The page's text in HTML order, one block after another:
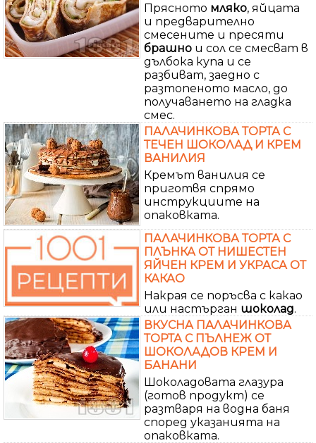
Прясното мляко, яйцата
и предварително
смесените и пресяти
брашно и сол се смесват в
дълбока купа и се
разбиват, заедно с
разтопеното масло, до
получаването на гладка
смес.
ПАЛАЧИНКОВА ТОРТА С
ТЕЧЕН ШОКОЛАД И КРЕМ
ВАНИЛИЯ
Кремът ванилия се
приготвя спрямо
инструкциите на
опаковката.
ПАЛАЧИНКОВА ТОРТА С
ПЛЪНКА ОТ НИШЕСТЕН
ЯЙЧЕН КРЕМ И УКРАСА ОТ
КАКАО
Накрая се поръсва с какао
или настърган шоколад.
ВКУСНА ПАЛАЧИНКОВА
ТОРТА С ПЪЛНЕЖ ОТ
ШОКОЛАДОВ КРЕМ И
БАНАНИ
Шоколадовата глазура
(готов продукт) се
разтваря на водна баня
според указанията на
опаковката.